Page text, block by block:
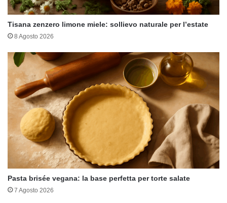
Tisana zenzero limone miele: sollievo naturale per l’estate
8 Agosto 2026
Pasta brisée vegana: la base perfetta per torte salate
7 Agosto 2026